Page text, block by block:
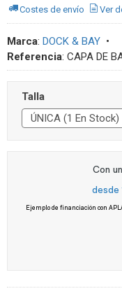
Costes de envío Ver
Marca: DOCK & BAY •
Referencia: CAPA DE
Talla